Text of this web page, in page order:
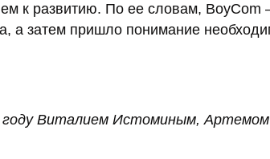
к развитию. По ее словам, BoyCom
а затем пришло понимание
году Виталием Истоминым,